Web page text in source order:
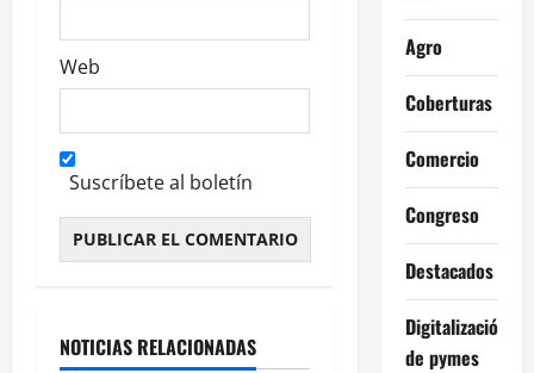
Web
Suscríbete al boletín
NOTICIAS RELACIONADAS
Agro
Coberturas
Comercio
Congreso
Destacados
Digitalización
de pymes